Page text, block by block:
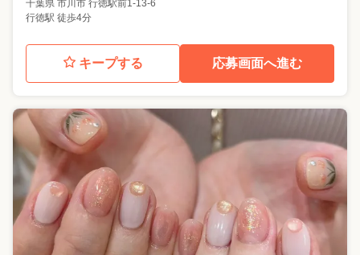
千葉県 市川市 行徳駅前1-13-6
行徳駅 徒歩4分
キープする 応募画面へ進む